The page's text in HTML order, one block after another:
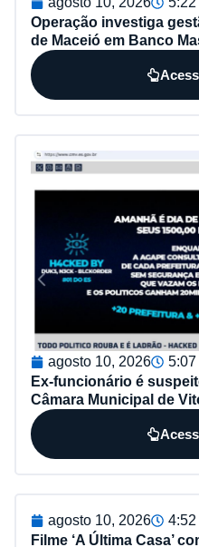
Operação investiga
de Maceió em Banco
agosto 10, 2026
5:07
Ex-funcionário é
Câmara Municipal de
agosto 10, 2026
4:52
Filme ‘A Última Casa’